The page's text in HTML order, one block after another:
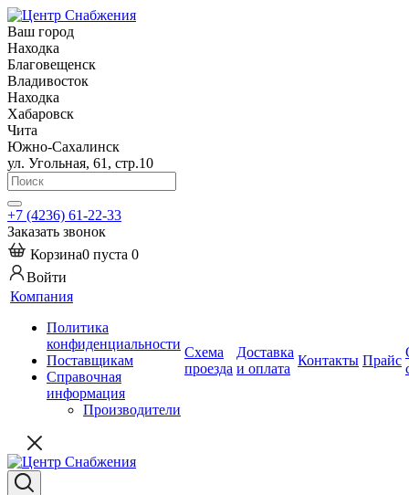
Ваш город
Находка
Благовещенск
Владивосток
Находка
Хабаровск
Чита
Южно-Сахалинск
ул. Угольная, 61, стр.10
+7 (4236) 61-22-33
Заказать звонок
Корзина0 пуста 0
Войти
Компания
Политика
конфиденциальности
Поставщикам
Справочная
информация
Производители
Схема
проезда
Доставка
и оплата
Контакты Прайс